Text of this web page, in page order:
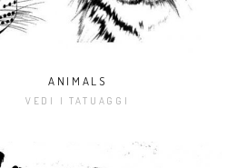
ANIMALS
VEDI I TATUAGGI